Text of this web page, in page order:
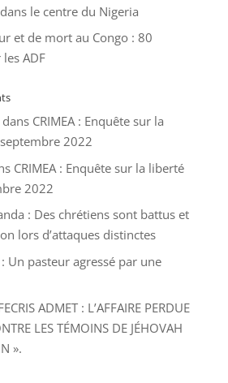
le centre du Nigeria
et de mort au Congo : 80
ADF
CRIMEA : Enquête sur la
2022
CRIMEA : Enquête sur la liberté
2022
: Des chrétiens sont battus et
lors d’attaques distinctes
Un pasteur agressé par une
ADMET : L’AFFAIRE PERDUE
LES TÉMOINS DE JÉHOVAH
».